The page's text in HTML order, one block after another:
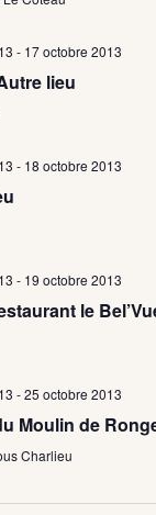
- 17 octobre 2013
lieu
- 18 octobre 2013
- 19 octobre 2013
le
-25 octobre 2013
Moulin de
Charlieu